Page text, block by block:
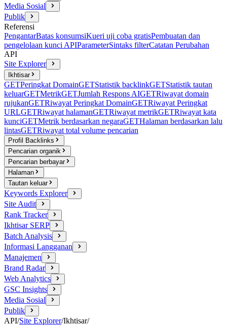
Media Sosial
Publik
Referensi
PengantarBatas konsumsiKueri uji coba gratisPembuatan dan
pengelolaan kunci APIParameterSintaks filterCatatan Perubahan
API
Site Explorer
Ikhtisar
GETPeringkat DomainGETStatistik backlinkGETStatistik tautan
keluarGETMetrikGETJumlah Respons AIGETRiwayat domain
rujukanGETRiwayat Peringkat DomainGETRiwayat Peringkat
URLGETRiwayat halamanGETRiwayat metrikGETRiwayat kata
kunciGETMetrik berdasarkan negaraGETHalaman berdasarkan lalu
lintasGETRiwayat total volume pencarian
Profil Backlinks
Pencarian organik
Pencarian berbayar
Halaman
Tautan keluar
Keywords Explorer
Site Audit
Rank Tracker
Ikhtisar SERP
Batch Analysis
Informasi Langganan
Manajemen
Brand Radar
Web Analytics
GSC Insights
Media Sosial
Publik
API/Site Explorer/Ikhtisar/